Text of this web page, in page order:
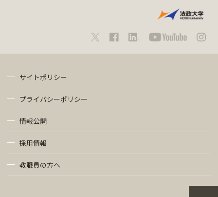
サイトポリシー
プライバシーポリシー
情報公開
採用情報
教職員の方へ